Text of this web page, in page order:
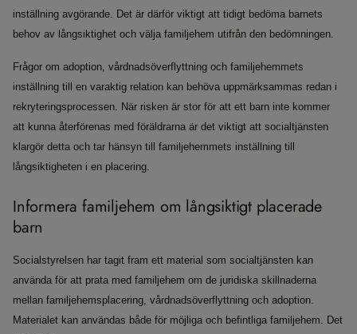
inställning avgörande. Det är därför viktigt att tidigt bedöma barnets
behov av långsiktighet och välja familjehem utifrån den bedömningen.
Frågor om adoption, vårdnadsöverflyttning och familjehemmets
inställning till en varaktig relation kan behöva uppmärksammas redan i
rekryteringsprocessen. När risken är stor för att ett barn inte kommer
att kunna återförenas med föräldrarna är det viktigt att socialtjänsten
klargör detta och tar hänsyn till familjehemmets inställning till
långsiktigheten i en placering.
Informera familjehem om långsiktigt placerade
barn
Socialstyrelsen har tagit fram ett material som socialtjänsten kan
använda för att prata med familjehem om de juridiska skillnaderna
mellan familjehemsplacering, vårdnadsöverflyttning och adoption.
Materialet kan användas både för möjliga och befintliga familjehem. Det